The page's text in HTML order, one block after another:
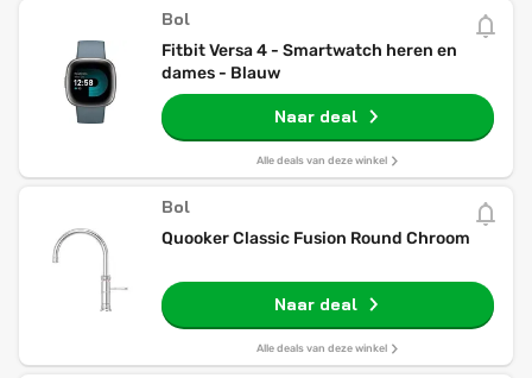
Bol
Fitbit Versa 4 - Smartwatch heren en
dames - Blauw
Naar deal
Alle deals van deze winkel
Bol
Quooker Classic Fusion Round Chroom
Naar deal
Alle deals van deze winkel